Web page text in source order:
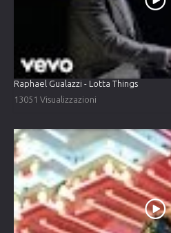
Raphael Gualazzi - Lotta Things
13051 Visualizzazioni